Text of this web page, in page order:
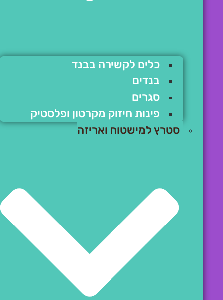
כלים לקשירה בבנד
בנדים
סגרים
פינות חיזוק מקרטון ופלסטיק
סטרץ למישטוח ואריזה